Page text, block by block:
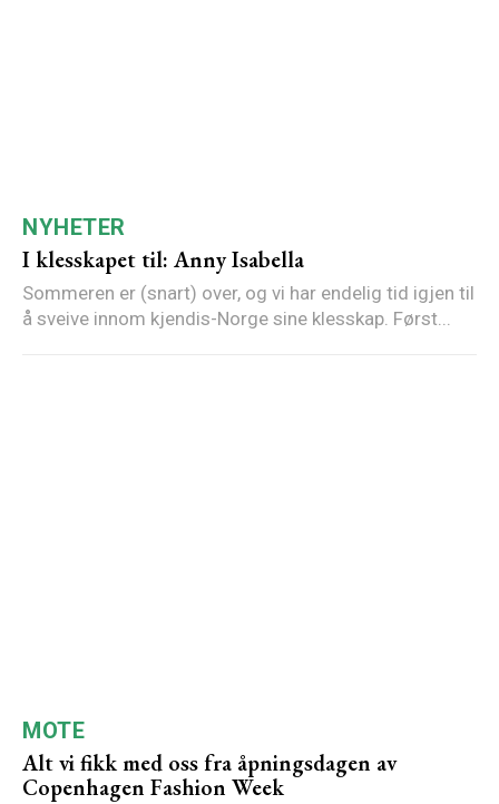
NYHETER
I klesskapet til: Anny Isabella
Sommeren er (snart) over, og vi har endelig tid igjen til
å sveive innom kjendis-Norge sine klesskap. Først...
MOTE
Alt vi fikk med oss fra åpningsdagen av
Copenhagen Fashion Week